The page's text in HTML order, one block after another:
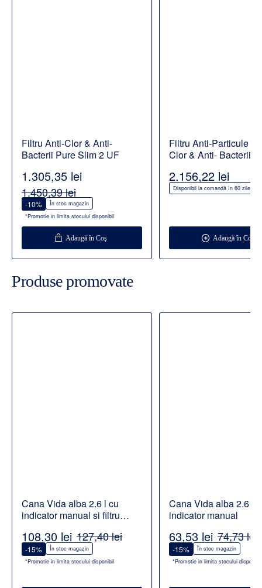
Filtru Anti-Clor & Anti-
Bacterii Pure Slim 2 UF
În stoc magazin
*Promotie in limita stocului disponibil
-10%
1.305,35 lei
1.450,39 lei
Adaugă în Coş
Filtru Anti-Particule &
Clor & Anti- Bacterii +
dedurizare Pure Slim
Disponibil la comandă în 60 zile
2.156,22 lei
Adaugă în Coş
Produse promovate
Cana Vida alba 2.6 l cu
indicator manual si filtru
În stoc magazin
*Promotie in limita stocului disponibil
-15%
108,30 lei 127,40 lei
Cana Vida alba 2.6 l
indicator manual
În stoc magazin
*Promotie in limita stocului disponibil
-15%
63,53 lei 74,73 lei